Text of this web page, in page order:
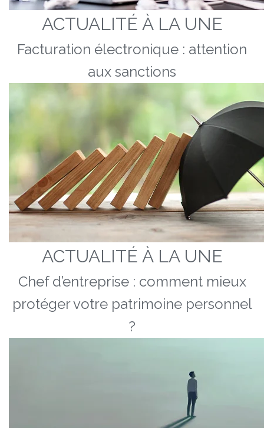
ACTUALITÉ À LA UNE
Facturation électronique : attention
aux sanctions
ACTUALITÉ À LA UNE
Chef d’entreprise : comment mieux
protéger votre patrimoine personnel
?